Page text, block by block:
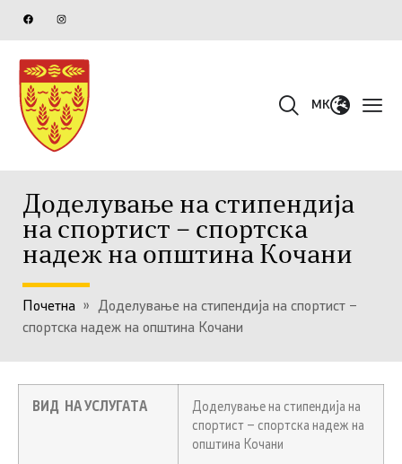
MK
Доделување на стипендија
на спортист – спортска
надеж на општина Кочани
Почетна »
Доделување на стипендија на спортист –
спортска надеж на општина Кочани
ВИД НА УСЛУГАТА
Доделување на стипендија на
спортист – спортска надеж на
општина Кочани